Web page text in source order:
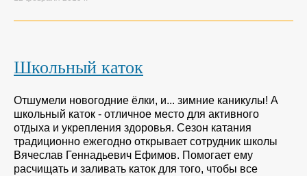
Школьный каток
Отшумели новогодние ёлки, и... зимние каникулы! А
школьный каток - отличное место для активного
отдыха и укрепления здоровья. Сезон катания
традиционно ежегодно открывает сотрудник школы
Вячеслав Геннадьевич Ефимов. Помогает ему
расчищать и заливать каток для того, чтобы все